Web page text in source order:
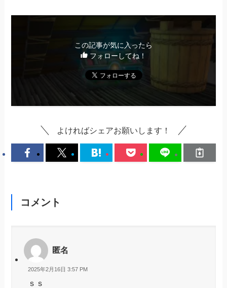
この記事が気に入ったら
フォローしてね！
よければシェアお願いします！
コメント
匿名
2025年2月16日 3:57 PM
ｓｓ